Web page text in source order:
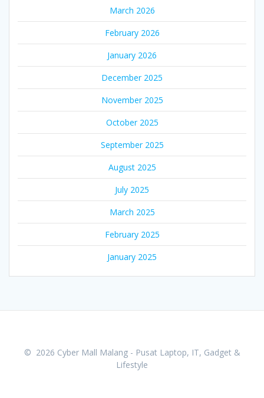
March 2026
February 2026
January 2026
December 2025
November 2025
October 2025
September 2025
August 2025
July 2025
March 2025
February 2025
January 2025
© 2026 Cyber Mall Malang - Pusat Laptop, IT, Gadget &
Lifestyle